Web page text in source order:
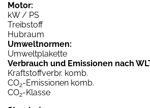
Motor:
kW / PS
Treibstoff
Hubraum
Umweltnormen:
Umweltplakette
Verbrauch und Emissionen nach
Kraftstoffverbr. komb.
CO2-Emissionen komb.
CO2-Klasse